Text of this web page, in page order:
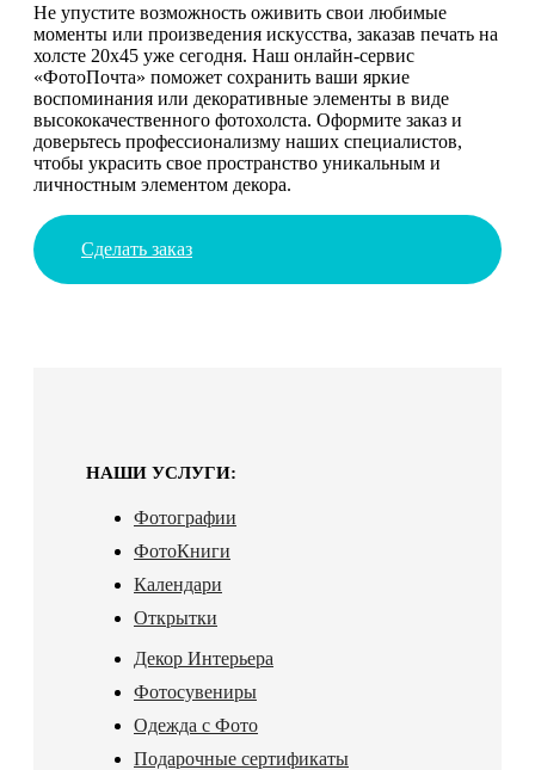
Не упустите возможность оживить свои любимые
моменты или произведения искусства, заказав печать на
холсте 20х45 уже сегодня. Наш онлайн-сервис
«ФотоПочта» поможет сохранить ваши яркие
воспоминания или декоративные элементы в виде
высококачественного фотохолста. Оформите заказ и
доверьтесь профессионализму наших специалистов,
чтобы украсить свое пространство уникальным и
личностным элементом декора.
Сделать заказ
НАШИ УСЛУГИ:
Фотографии
ФотоКниги
Календари
Открытки
Декор Интерьера
Фотосувениры
Одежда с Фото
Подарочные сертификаты